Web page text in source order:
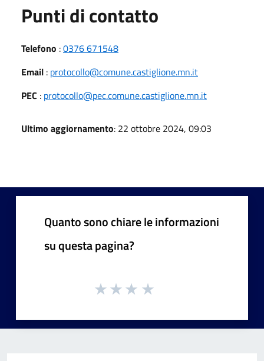
Punti di contatto
Telefono :0376 671548
Email : protocollo@comune.castiglione.mn.it
PEC : protocollo@pec.comune.castiglione.mn.it
Ultimo aggiornamento: 22 ottobre 2024, 09:03
Quanto sono chiare le informazioni
su questa pagina?